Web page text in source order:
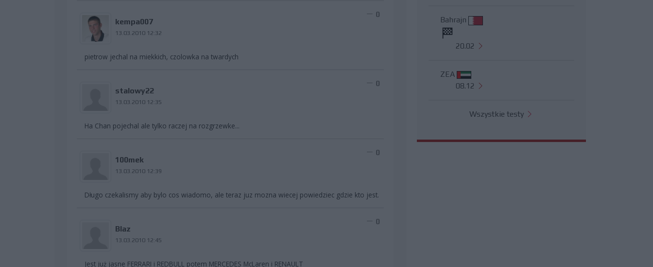
kempa007
13.03.2010 12:32
0
pietrow jechal na miekkich, czolowka na twardych
stalowy22
13.03.2010 12:35
0
Ha Chan pojechal ale tylko raczej na rozgrzewke...
100mek
13.03.2010 12:39
0
Długo czekalismy aby bylo cos wiadomo, ale teraz juz mozna wiecej powiedziec gdzie kto jest.
Blaz
13.03.2010 12:45
0
Jest już jasne FERRARI i REDBULL potem MERCEDES McLaren i RENAULT
Bahrajn
20.02
ZEA
08.12
Wszystkie testy